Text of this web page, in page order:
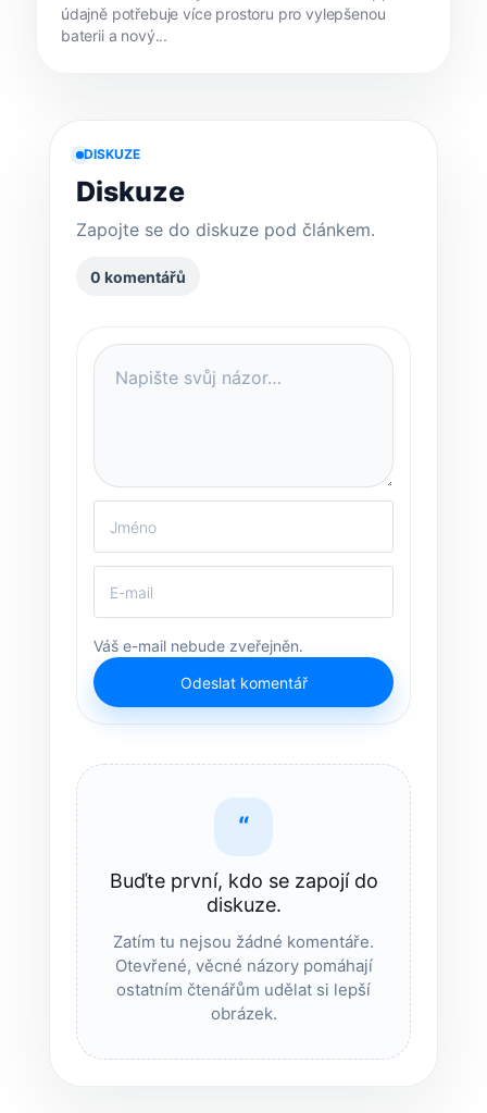
údajně potřebuje více prostoru pro vylepšenou
baterii a nový...
DISKUZE
Diskuze
Zapojte se do diskuze pod článkem.
0 komentářů
Váš e-mail nebude zveřejněn.
Odeslat komentář
“
Buďte první, kdo se zapojí do
diskuze.
Zatím tu nejsou žádné komentáře.
Otevřené, věcné názory pomáhají
ostatním čtenářům udělat si lepší
obrázek.